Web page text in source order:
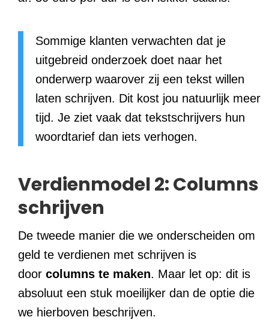
Sommige klanten verwachten dat je
uitgebreid onderzoek doet naar het
onderwerp waarover zij een tekst willen
laten schrijven. Dit kost jou natuurlijk meer
tijd. Je ziet vaak dat tekstschrijvers hun
woordtarief dan iets verhogen.
Verdienmodel 2: Columns
schrijven
De tweede manier die we onderscheiden om
geld te verdienen met schrijven is
door columns te maken. Maar let op: dit is
absoluut een stuk moeilijker dan de optie die
we hierboven beschrijven.